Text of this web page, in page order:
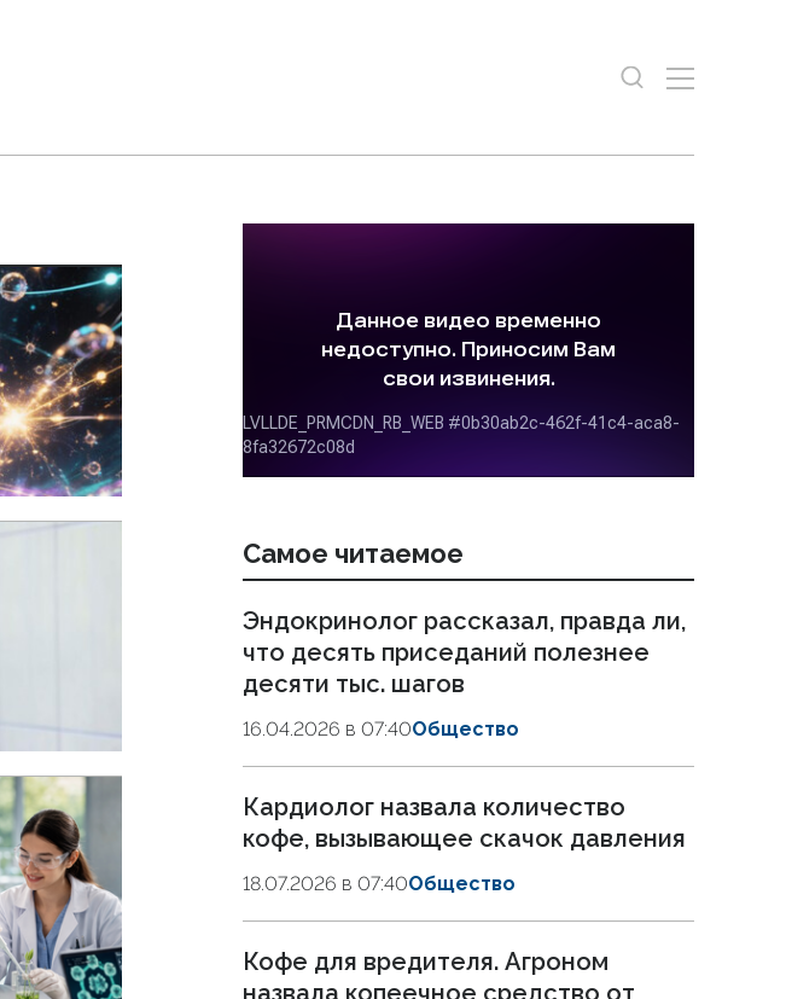
Самое читаемое
Эндокринолог рассказал, правда ли,
что десять приседаний полезнее
десяти тыс. шагов
16.04.2026 в 07:40Общество
Кардиолог назвала количество
кофе, вызывающее скачок давления
18.07.2026 в 07:40Общество
Кофе для вредителя. Агроном